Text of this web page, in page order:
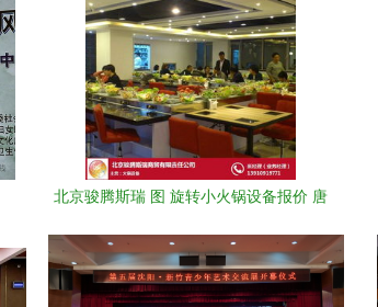
北京骏腾斯瑞 图 旋转小火锅设备报价 唐